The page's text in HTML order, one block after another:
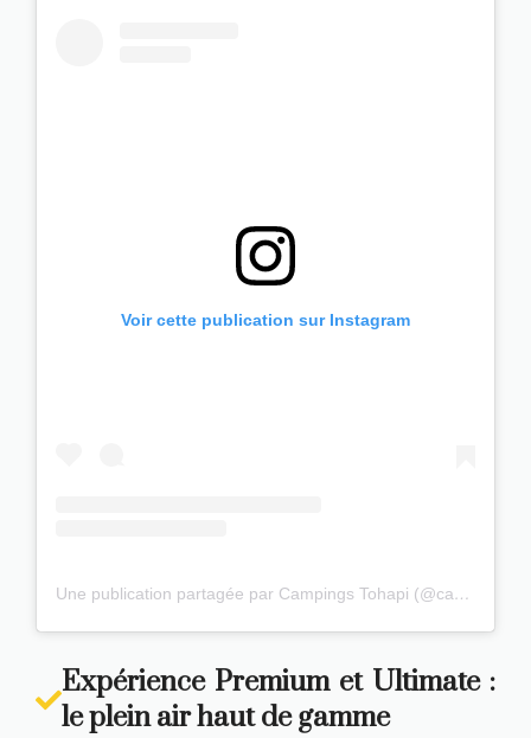
Voir cette publication sur Instagram
Une publication partagée par Campings Tohapi (@campingstohapi)
Expérience Premium et Ultimate :
le plein air haut de gamme